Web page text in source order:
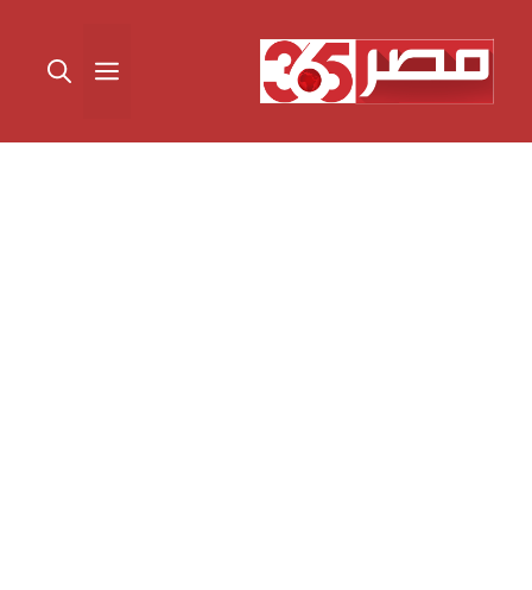
المحتوى القائمة